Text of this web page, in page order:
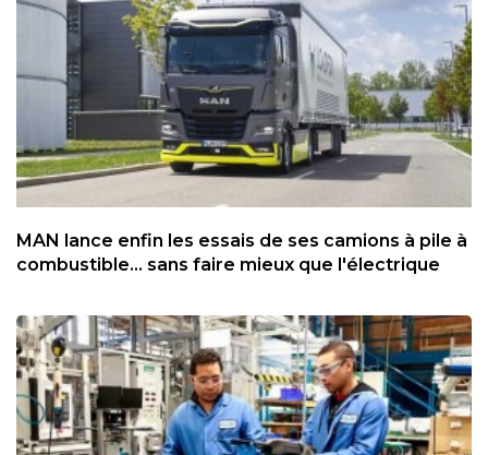
MAN lance enfin les essais de ses camions à pile à
combustible... sans faire mieux que l'électrique